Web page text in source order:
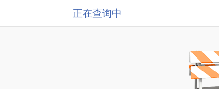
正在查询中